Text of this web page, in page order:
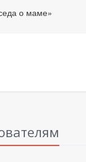
о маме»